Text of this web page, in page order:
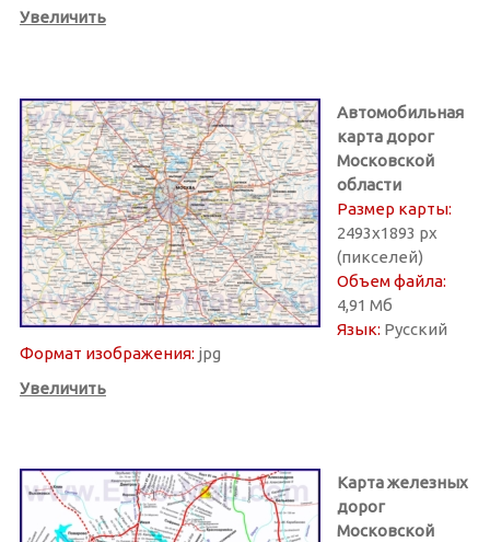
Увеличить
Автомобильная
карта дорог
Московской
области
Размер карты:
2493х1893 px
(пикселей)
Объем файла:
4,91 Мб
Язык: Русский
Формат изображения: jpg
Увеличить
Карта железных
дорог
Московской